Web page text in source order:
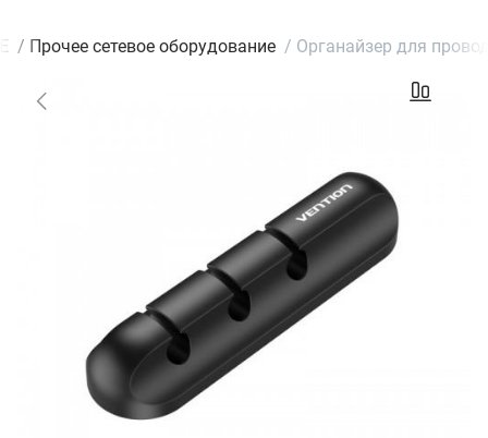
/ Прочее сетевое оборудование / Органайзер для